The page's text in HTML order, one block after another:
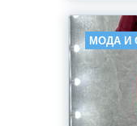
МОДА И